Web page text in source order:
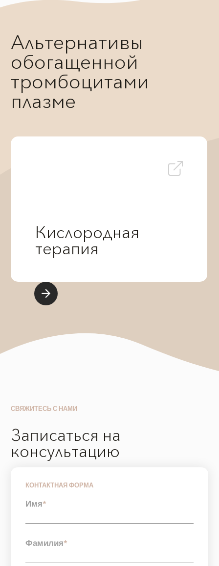
Альтернативы
обогащенной
тромбоцитами
плазме
Кислородная
терапия
СВЯЖИТЕСЬ С НАМИ
Записаться на
консультацию
КОНТАКТНАЯ ФОРМА
Имя*
Фамилия*